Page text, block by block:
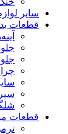
سایر
قطعات
قطعات